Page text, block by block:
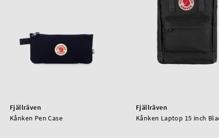
Fjällräven
Kånken Pen Case
Fjällräven
Kånken Laptop 15 inch